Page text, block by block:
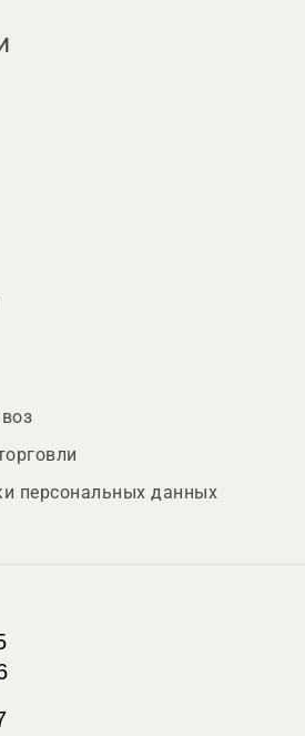
персональных данных